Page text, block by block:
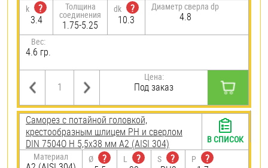
k
?
3.4
Толщина
соединения
1.75-5.25
dk
?
10.3
Диаметр сверла dp
4.8
Вес:
4.6 гр.
Цена:
Под заказ
Саморез с потайной головкой,
крестообразным шлицем PH и сверлом
DIN 7504O H 5,5х38 мм А2 (AISI 304)
Материал Ø
?
L
?
S
?
P
?
В СПИСОК